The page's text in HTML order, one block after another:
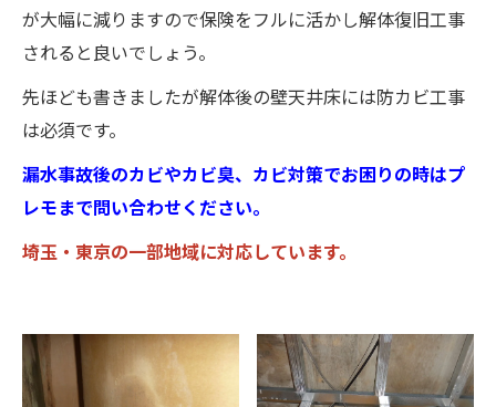
が大幅に減りますので保険をフルに活かし解体復旧工事
されると良いでしょう。
先ほども書きましたが解体後の壁天井床には防カビ工事
は必須です。
漏水事故後のカビやカビ臭、カビ対策でお困りの時はプ
レモまで問い合わせください。
埼玉・東京の一部地域に対応しています。